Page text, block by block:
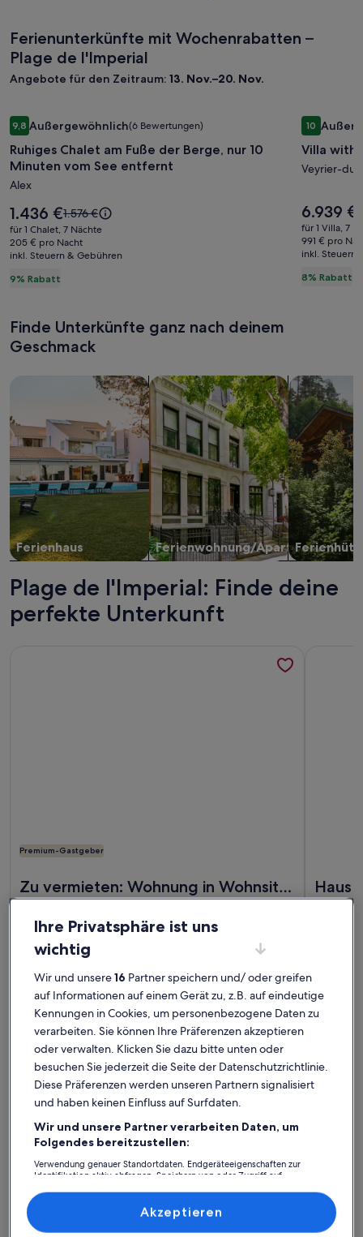
Ferienunterkünfte mit Wochenrabatten –
Plage de l'Imperial
Angebote für den Zeitraum: 13. Nov.–20. Nov.
Bildergalerie
für
Ruhiges
Chalet
am
Fuße
der
Berge,
nur
10
vom
See
entfernt
9,89,8 von 10, Außergewöhnlich, (6 Bewertungen)
Außergewöhnlich(6 Bewertungen)
Ruhiges Chalet am Fuße der Berge, nur 10
Minuten vom See entfernt
Alex
9% Rabatt
Der
Preis
beträgt
1.436 €.
1.436 €Der
alte
Preis
war
zum
Standardpreis.
1.576 €
für 1 Chalet, 7 Nächte
205 € pro Nacht
inkl. Steuern & Gebühren
Ruhiges Chalet am Fuße der Berge, nur 10 Minuten vom
für
Villa
with
lake
view
Annecy
1010 von 10,
Villa with
Veyrier-du-
8% Rabatt
Der
Preis
beträgt
6.939 €.
6.939 €
für 1 Villa, 7
991 € pro
inkl. Steuern
Villa with
Finde Unterkünfte ganz nach deinem
Geschmack
Ferienhaus
Suche nach Ferienhäusern
Ferienwohnung/Apartment
Suche nach Ferienwohnungen oder
Suche nach
Plage de l'Imperial: Finde deine
perfekte Unterkunft
Premium-Gastgeber
Zu vermieten: Wohnung in Wohnsitz
mit Charakter, am See von Annecy
Platz für 2 Gäste · 1 Schlafzimmer · 0+ Badezimmer
9,89,8 von 10
Außergewöhnlich
außergewöhnlich
62 Bewertungen
(62
bewertungen)
Weitere Infos zu Zu vermieten: Wohnung in Wohnsitz mit
Haus
nahe
Platz für
Plage de l'Imperial:
Ferienunterkünfte mit Top-
Bewertung
Weitere Infos zu 100m2 Haus 50m vom See von Annecy.
Ihre Privatsphäre ist uns
wichtig
Wir und unsere16 Partner speichern und/ oder greifen
auf Informationen auf einem Gerät zu, z.B. auf eindeutige
Kennungen in Cookies, um personenbezogene Daten zu
verarbeiten. Sie können Ihre Präferenzen akzeptieren
oder verwalten. Klicken Sie dazu bitte unten oder
besuchen Sie jederzeit die Seite der Datenschutzrichtlinie.
Diese Präferenzen werden unseren Partnern signalisiert
und haben keinen Einfluss auf Surfdaten.
Wir und unsere Partner verarbeiten Daten, um
Folgendes bereitzustellen:
Verwendung genauer Standortdaten. Endgeräteeigenschaften zur
Identifikation aktiv abfragen. Speichern von oder Zugriff auf
Inhalte, Messung von Werbeleistung und der Performance von Inhalten,
Zielgruppenforschung sowie Entwicklung und Verbesserung von
Akzeptieren